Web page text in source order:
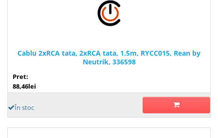
Cablu 2xRCA tata, 2xRCA tata, 1.5m, RYCC015, Rean by
Neutrik, 336598
Pret:
88,46lei
În stoc